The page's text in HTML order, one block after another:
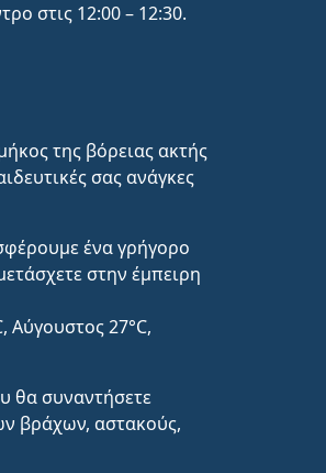
στις 12:00 – 12:30.
της βόρειας ακτής
σας ανάγκες
ένα γρήγορο
στην έμπειρη
Αύγουστος 27°C,
θα συναντήσετε
βράχων, αστακούς,